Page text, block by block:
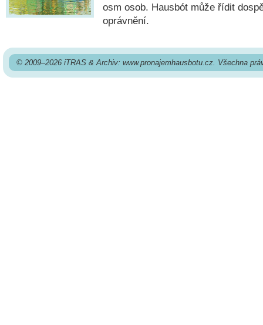
osm osob. Hausbót může řídit
oprávnění.
© 2009–2026 iTRAS & Archiv: www.pronajemhausbotu.cz. Všechna